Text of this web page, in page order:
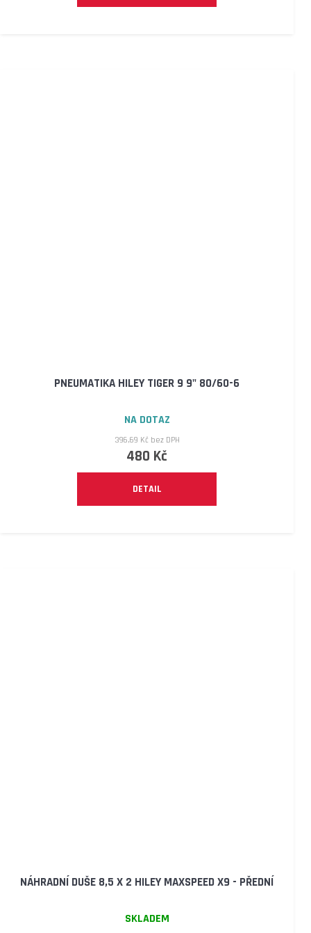
PNEUMATIKA HILEY TIGER 9 9" 80/60-6
NA DOTAZ
396,69 Kč bez DPH
480 Kč
DETAIL
NÁHRADNÍ DUŠE 8,5 X 2 HILEY MAXSPEED X9 - PŘEDNÍ
SKLADEM